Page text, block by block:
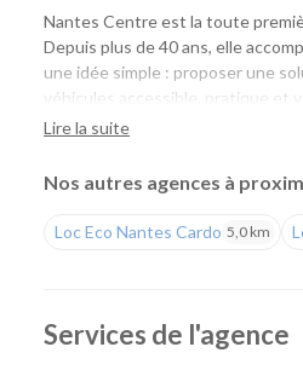
Nantes Centre est la toute
Depuis plus de 40 ans, elle
une idée simple : proposer une
véhicules accessible, pratique et
Aujourd'hui, Loc Eco met à
répondre aux besoins des
professionnels.
Louer un véhicule uniquement
tous ceux qui souhaitent disposer
Lire la suite
Nos autres agences à
Loc Eco Nantes Cardo 5,0 km
Services de l'agence